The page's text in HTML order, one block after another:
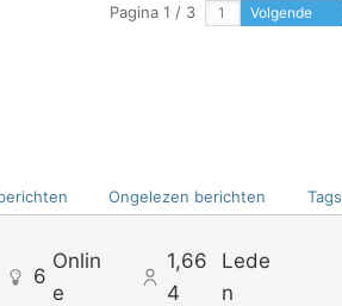
Pagina 1 / 3 Volgende
Ongelezen berichten Tags
6
Onlin
e
1,66
4
Lede
n